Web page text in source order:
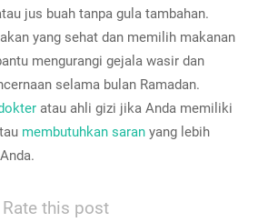
jus buah tanpa gula tambahan.
yang sehat dan memilih makanan
mengurangi gejala wasir dan
selama bulan Ramadan.
atau ahli gizi jika Anda memiliki
membutuhkan saran yang lebih
Rate this post